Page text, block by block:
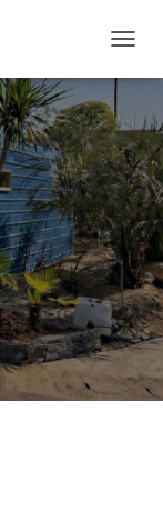
ビ
ー
シ
ョ
ン
を
切
り
替
え